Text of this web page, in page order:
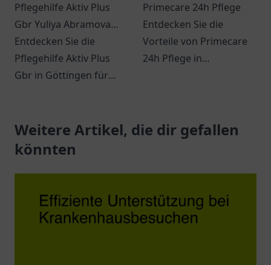
Pflegehilfe Aktiv Plus
Gbr Yuliya Abramova
und Elena Burlak
Ambulanter
Pflegedienst
Entdecken Sie die
Pflegehilfe Aktiv Plus
Gbr in Göttingen für
Unterstützung im Alltag.
Primecare 24h Pflege
Entdecken Sie die
Vorteile von Primecare
24h Pflege in
Senioren in einem
unterstützenden
Weitere Artikel, die dir gefallen
könnten